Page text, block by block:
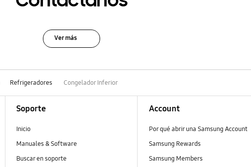
Ver más
Refrigeradores Congelador Inferior
Soporte
Inicio
Manuales & Software
Buscar en soporte
Account
Por qué abrir una Samsung Account
Samsung Rewards
Samsung Members